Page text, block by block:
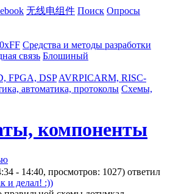
无线电组件 Поиск Опросы
0xFF Средства и методы разработки
связь Блошиный
FPGA, DSP AVRPICARM, RISC-
автоматика, протоколы Схемы,
компоненты
- 14:40, просмотров: 1027) ответил
и делал! :))